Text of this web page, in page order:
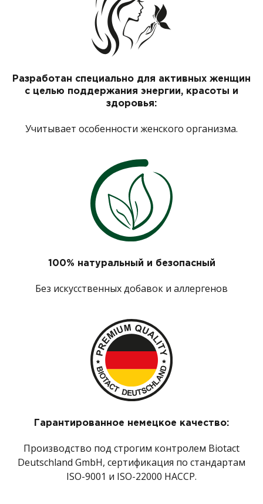
Разработан специально для активных женщин
с целью поддержания энергии, красоты и
здоровья:
Учитывает особенности женского организма.
100% натуральный и безопасный
Без искусственных добавок и аллергенов
Гарантированное немецкое качество:
Производство под строгим контролем Biotact
Deutschland GmbH, сертификация по стандартам
ISO-9001 и ISO-22000 HACCP.